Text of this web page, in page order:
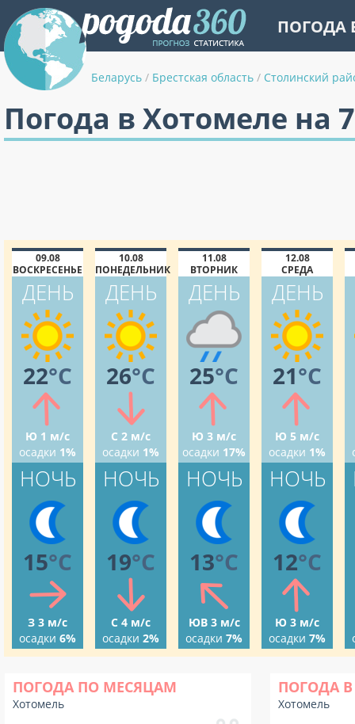
ПОГОДА
Беларусь / Брестская область / Столинский
Погода в Хотомеле на
09.08
ВОСКРЕСЕНЬЕ
ДЕНЬ
22°C
Ю 1 м/с
осадки 1%
НОЧЬ
15°C
З 3 м/с
осадки 6%
10.08
ПОНЕДЕЛЬНИК
ДЕНЬ
26°C
С 2 м/с
осадки 1%
НОЧЬ
19°C
С 4 м/с
осадки 2%
11.08
ВТОРНИК
ДЕНЬ
25°C
Ю 3 м/с
осадки 17%
НОЧЬ
13°C
ЮВ 3 м/с
осадки 7%
12.08
СРЕДА
ДЕНЬ
21°C
Ю 5 м/с
осадки 1%
НОЧЬ
12°C
Ю 3 м/с
осадки 7%
ПОГОДА ПО МЕСЯЦАМ
Хотомель
ПОГОДА В
Хотомель